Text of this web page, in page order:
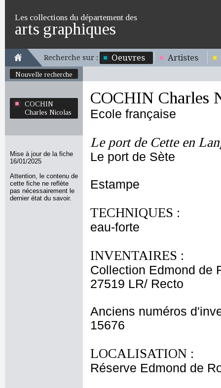
Les collections du département des
arts graphiques
Recherche sur : Oeuvres Artistes
Nouvelle recherche
COCHIN
Charles Nicolas
Mise à jour de la fiche
16/01/2025
Attention, le contenu de
cette fiche ne reflète
pas nécessairement le
dernier état du savoir.
COCHIN Charles
Ecole française
Le port de Cette en
Le port de Sète
Estampe
TECHNIQUES :
eau-forte
INVENTAIRES :
Collection Edmond de
27519 LR/ Recto
Anciens numéros
15676
LOCALISATION :
Réserve Edmond de